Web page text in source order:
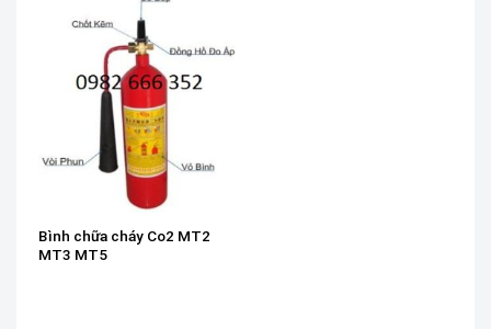
Bình chữa cháy Co2 MT2
MT3 MT5